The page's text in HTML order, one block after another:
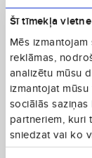
Šī tīmekļa
Mēs
reklāmas,
analizētu mūsu
izmantojat
sociālās
partneriem, kuri
sniedzat vai ko
Par Austriju
Jūs vilina Austrija? Lieliska izvēle! Šī valsts
lēto lidojumu
parūpēsies, lai
Neaizmirstiet par
Latvijā ir plkst.
Austrija (AT) ir
skaits sasniedz 8.85
iedzīvotāju skaits uz vienu
jūs varēsiet
valodās: vācu,